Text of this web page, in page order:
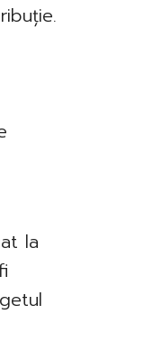
la